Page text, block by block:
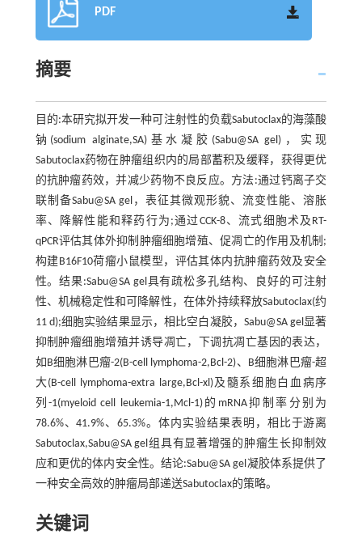
PDF
摘要
目的:本研究拟开发一种可注射性的负载Sabutoclax的海藻酸
钠(sodium alginate,SA)基水凝胶(Sabu@SA gel)，实现
Sabutoclax药物在肿瘤组织内的局部蓄积及缓释，获得更优
的抗肿瘤药效，并减少药物不良反应。方法:通过钙离子交
联制备Sabu@SA gel，表征其微观形貌、流变性能、溶胀
率、降解性能和释药行为;通过CCK-8、流式细胞术及RT-
qPCR评估其体外抑制肿瘤细胞增殖、促凋亡的作用及机制;
构建B16F10荷瘤小鼠模型，评估其体内抗肿瘤药效及安全
性。结果:Sabu@SA gel具有疏松多孔结构、良好的可注射
性、机械稳定性和可降解性，在体外持续释放Sabutoclax(约
11 d);细胞实验结果显示，相比空白凝胶，Sabu@SA gel显著
抑制肿瘤细胞增殖并诱导凋亡，下调抗凋亡基因的表达，
如B细胞淋巴瘤-2(B-cell lymphoma-2,Bcl-2)、B细胞淋巴瘤-超
大(B-cell lymphoma-extra large,Bcl-xl)及髓系细胞白血病序
列-1(myeloid cell leukemia-1,Mcl-1)的mRNA抑制率分别为
78.6%、41.9%、65.3%。体内实验结果表明，相比于游离
Sabutoclax,Sabu@SA gel组具有显著增强的肿瘤生长抑制效
应和更优的体内安全性。结论:Sabu@SA gel凝胶体系提供了
一种安全高效的肿瘤局部递送Sabutoclax的策略。
关键词